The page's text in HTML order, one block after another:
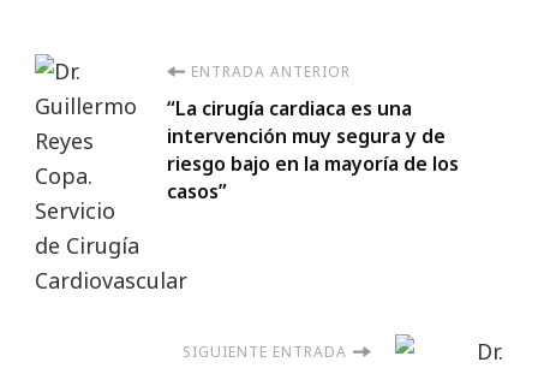
Navegación
de
entradas
ENTRADA ANTERIOR
“La cirugía cardiaca es una
intervención muy segura y de
riesgo bajo en la mayoría de los
casos”
SIGUIENTE ENTRADA